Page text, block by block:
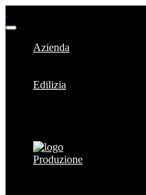
Azienda
Edilizia
Produzione